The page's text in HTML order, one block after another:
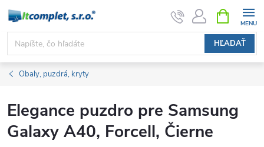
Prejsť
obsah
HĽADAŤ
KOŠÍK
Obaly, puzdrá, kryty
Elegance puzdro pre Samsung
Galaxy A40, Forcell, Čierne